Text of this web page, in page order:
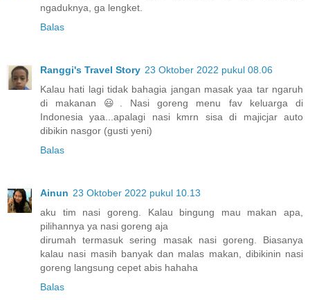
ngaduknya, ga lengket.
Balas
Ranggi's Travel Story 23 Oktober 2022 pukul 08.06
Kalau hati lagi tidak bahagia jangan masak yaa tar ngaruh
di makanan 😃. Nasi goreng menu fav keluarga di
Indonesia yaa...apalagi nasi kmrn sisa di majicjar auto
dibikin nasgor (gusti yeni)
Balas
Ainun 23 Oktober 2022 pukul 10.13
aku tim nasi goreng. Kalau bingung mau makan apa,
pilihannya ya nasi goreng aja
dirumah termasuk sering masak nasi goreng. Biasanya
kalau nasi masih banyak dan malas makan, dibikinin nasi
goreng langsung cepet abis hahaha
Balas